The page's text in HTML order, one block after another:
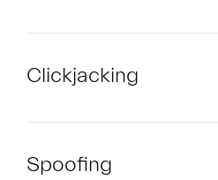
Clickjacking
Spoofing